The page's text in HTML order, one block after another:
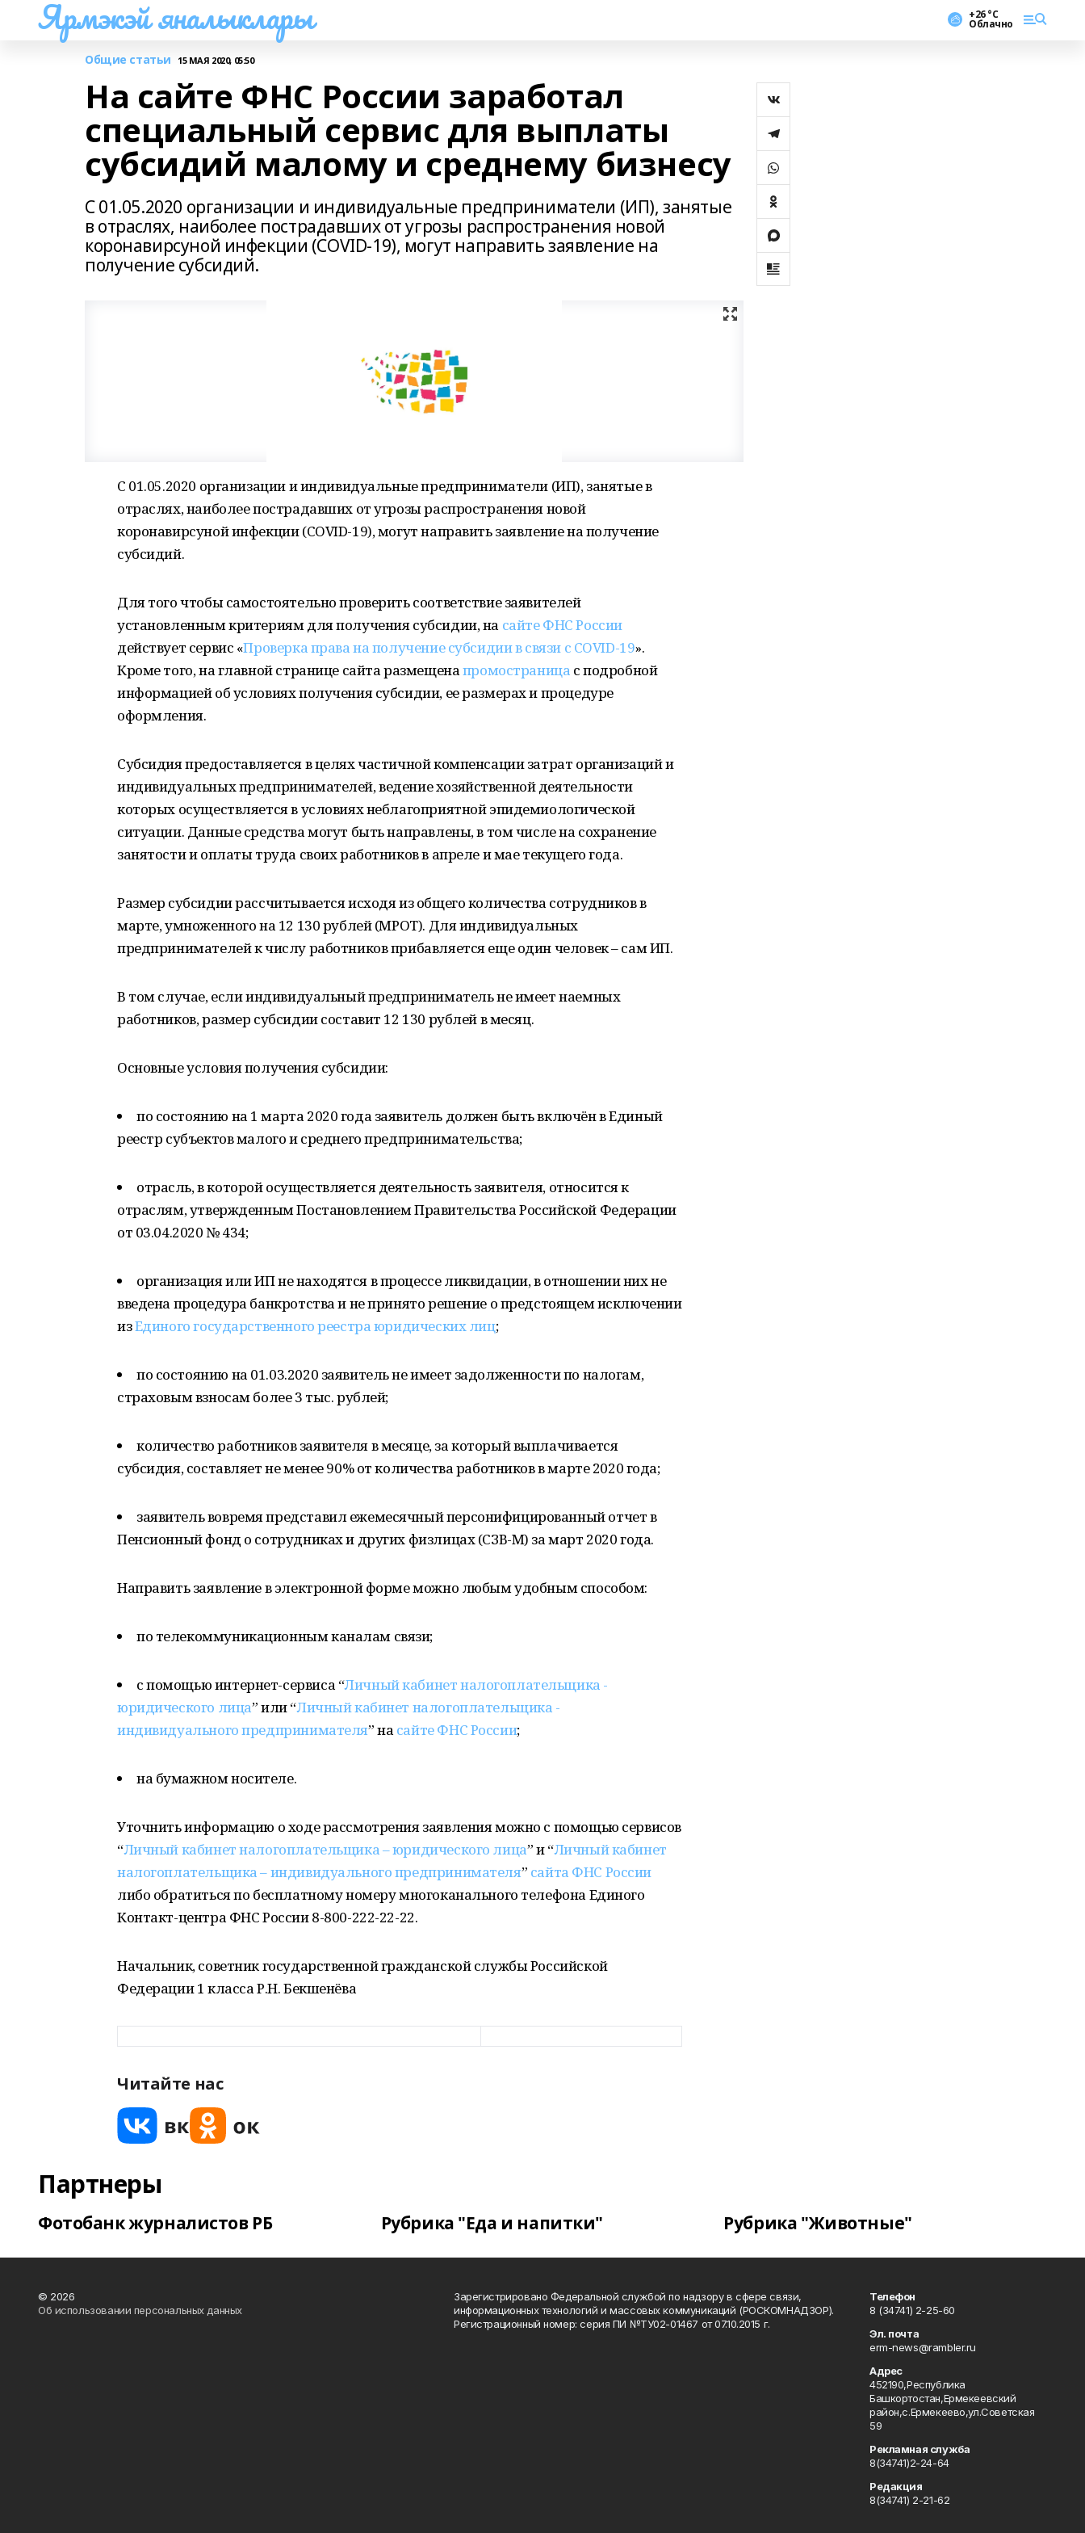
Ярмэкэй яналыклары +26 °С
Облачно
Общие статьи 15 МАЯ 2020, 05:50
На сайте ФНС России заработал
специальный сервис для выплаты
субсидий малому и среднему бизнесу
С 01.05.2020 организации и индивидуальные предприниматели (ИП), занятые
в отраслях, наиболее пострадавших от угрозы распространения новой
коронавирсуной инфекции (COVID-19), могут направить заявление на
получение субсидий.
С 01.05.2020 организации и индивидуальные предприниматели (ИП), занятые в
отраслях, наиболее пострадавших от угрозы распространения новой
коронавирсуной инфекции (COVID-19), могут направить заявление на получение
субсидий.
Для того чтобы самостоятельно проверить соответствие заявителей
установленным критериям для получения субсидии, на сайте ФНС России
действует сервис «Проверка права на получение субсидии в связи с COVID-19».
Кроме того, на главной странице сайта размещенапромостраница с подробной
информацией об условиях получения субсидии, ее размерах и процедуре
оформления.
Субсидия предоставляется в целях частичной компенсации затрат организаций и
индивидуальных предпринимателей, ведение хозяйственной деятельности
которых осуществляется в условиях неблагоприятной эпидемиологической
ситуации. Данные средства могут быть направлены, в том числе на сохранение
занятости и оплаты труда своих работников в апреле и мае текущего года.
Размер субсидии рассчитывается исходя из общего количества сотрудников в
марте, умноженного на 12 130 рублей (МРОТ). Для индивидуальных
предпринимателей к числу работников прибавляется еще один человек – сам ИП.
В том случае, если индивидуальный предприниматель не имеет наемных
работников, размер субсидии составит 12 130 рублей в месяц.
Основные условия получения субсидии:
по состоянию на 1 марта 2020 года заявитель должен быть включён в Единый
реестр субъектов малого и среднего предпринимательства;
отрасль, в которой осуществляется деятельность заявителя, относится к
отраслям, утвержденным Постановлением Правительства Российской Федерации
от 03.04.2020 № 434;
организация или ИП не находятся в процессе ликвидации, в отношении них не
введена процедура банкротства и не принято решение о предстоящем исключении
изЕдиного государственного реестра юридических лиц;
по состоянию на 01.03.2020 заявитель не имеет задолженности по налогам,
страховым взносам более 3 тыс. рублей;
количество работников заявителя в месяце, за который выплачивается
субсидия, составляет не менее 90% от количества работников в марте 2020 года;
заявитель вовремя представил ежемесячный персонифицированный отчет в
Пенсионный фонд о сотрудниках и других физлицах (СЗВ-М) за март 2020 года.
Направить заявление в электронной форме можно любым удобным способом:
по телекоммуникационным каналам связи;
с помощью интернет-сервиса “Личный кабинет налогоплательщика -
юридического лица” или “Личный кабинет налогоплательщика -
индивидуального предпринимателя” на сайте ФНС России;
на бумажном носителе.
Уточнить информацию о ходе рассмотрения заявления можно с помощью сервисов
“Личный кабинет налогоплательщика – юридического лица” и “Личный кабинет
налогоплательщика – индивидуального предпринимателя” сайта ФНС России
либо обратиться по бесплатному номеру многоканального телефона Единого
Контакт-центра ФНС России 8-800-222-22-22.
Начальник, советник государственной гражданской службы Российской
Федерации 1 класса Р.Н. Бекшенёва
Читайте нас
Партнеры
Фотобанк журналистов РБ Рубрика "Еда и напитки" Рубрика "Животные"
© 2026
Об использовании персональных данных
Зарегистрировано Федеральной службой по надзору в сфере связи,
информационных технологий и массовых коммуникаций (РОСКОМНАДЗОР).
Регистрационный номер: серия ПИ №ТУ02-01467 от 07.10.2015 г.
Телефон
8 (34741) 2-25-60
Эл. почта
erm-news@rambler.ru
Адрес
452190,Республика
Башкортостан,Ермекеевский
район,с.Ермекеево,ул.Советская
59
Рекламная служба
8(34741)2-24-64
Редакция
8(34741) 2-21-62